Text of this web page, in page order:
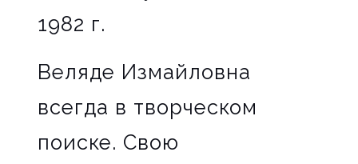
1982 г.
Веляде Измайловна
всегда в творческом
поиске. Свою